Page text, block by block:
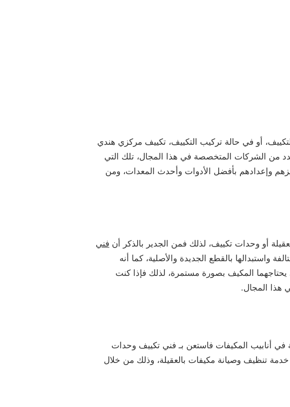
أو في حالة تركيب التكييف، تكييف مركزي هندي
من الشركات المتخصصة في هذا المجال، تلك التي
وإعدادهم بأفضل الأدوات وأحدث المعدات، ومن
أو وحدات تكييف، لذلك فمن الجدير بالذكر أن فني
واستبدالها بالقطع الجديدة والأصلية، كما أنه
يحتاجهما المكيف بصورة مستمرة، لذلك فإذا كنت
هذا المجال.
أنابيب المكيفات فاستعن بـ فني تكييف وحدات
تنظيف وصيانة مكيفات بالعقيلة، وذلك من خلال